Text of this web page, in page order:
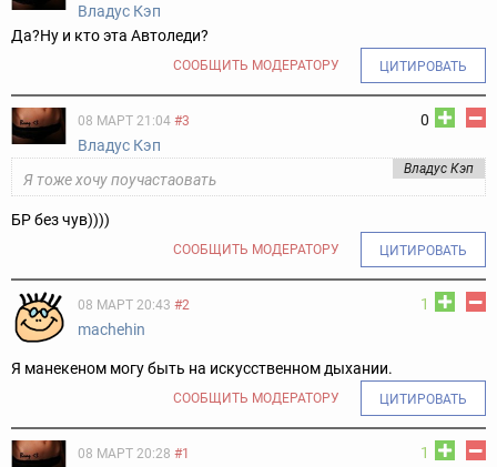
Владус Кэп
Да?Ну и кто эта Автоледи?
СООБЩИТЬ МОДЕРАТОРУ ЦИТИРОВАТЬ
0
08 МАРТ 21:04 #3
Владус Кэп
Владус Кэп
Я тоже хочу поучастаовать
БР без чув))))
СООБЩИТЬ МОДЕРАТОРУ ЦИТИРОВАТЬ
1
08 МАРТ 20:43 #2
machehin
Я манекеном могу быть на искусственном дыхании.
СООБЩИТЬ МОДЕРАТОРУ ЦИТИРОВАТЬ
1
08 МАРТ 20:28 #1